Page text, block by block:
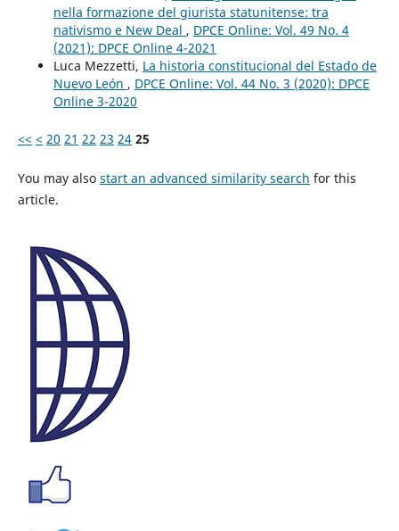
nella formazione del giurista statunitense: tra
nativismo e New Deal , DPCE Online: Vol. 49 No. 4
(2021): DPCE Online 4-2021
Luca Mezzetti, La historia constitucional del Estado de
Nuevo León , DPCE Online: Vol. 44 No. 3 (2020): DPCE
Online 3-2020
<< < 20 21 22 23 24 25
You may also start an advanced similarity search for this
article.